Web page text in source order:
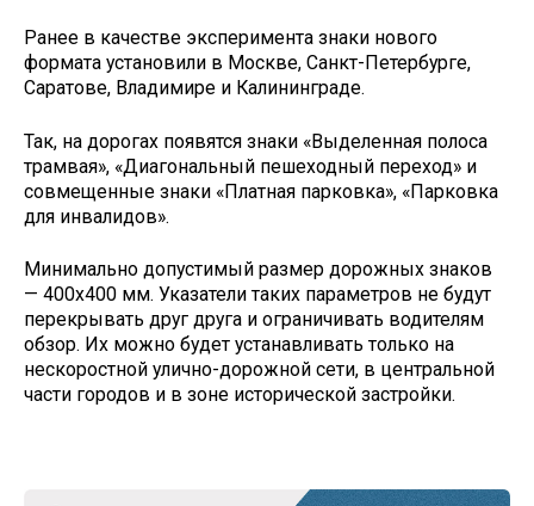
Ранее в качестве эксперимента знаки нового
формата установили в Москве, Санкт-Петербурге,
Саратове, Владимире и Калининграде.
Так, на дорогах появятся знаки «Выделенная полоса
трамвая», «Диагональный пешеходный переход» и
совмещенные знаки «Платная парковка», «Парковка
для инвалидов».
Минимально допустимый размер дорожных знаков
— 400х400 мм. Указатели таких параметров не будут
перекрывать друг друга и ограничивать водителям
обзор. Их можно будет устанавливать только на
нескоростной улично-дорожной сети, в центральной
части городов и в зоне исторической застройки.